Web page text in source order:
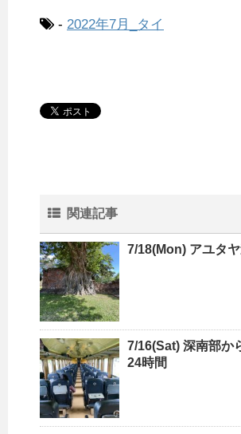
- 2022年7月_タイ
関連記事
7/18(Mon) アユタ
7/16(Sat) 深南部か
24時間